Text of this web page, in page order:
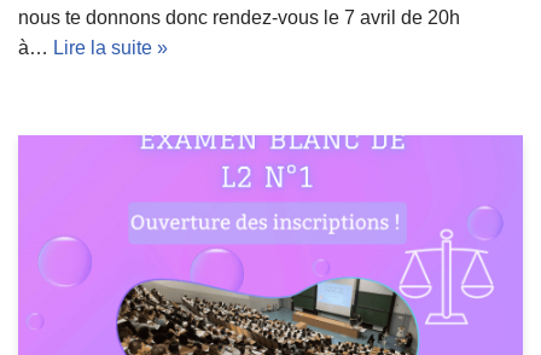
nous te donnons donc rendez-vous le 7 avril de 20h
à… Lire la suite »